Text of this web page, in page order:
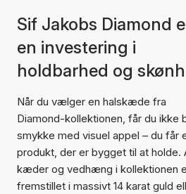
Sif Jakobs Diamond
en investering i
holdbarhed og
Når du vælger en halskæde fra
Diamond-kollektionen, får du ikke
smykke med visuel appel – du får
produkt, der er bygget til at holde.
kæder og vedhæng i kollektionen
fremstillet i massivt 14 karat guld